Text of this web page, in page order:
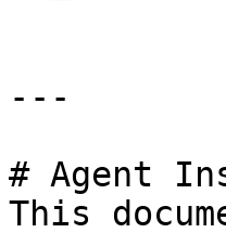
---
# Agent
This